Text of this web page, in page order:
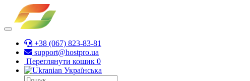
+38 (067) 823-83-81
support@hostpro.ua
Переглянути кошик 0
Українська